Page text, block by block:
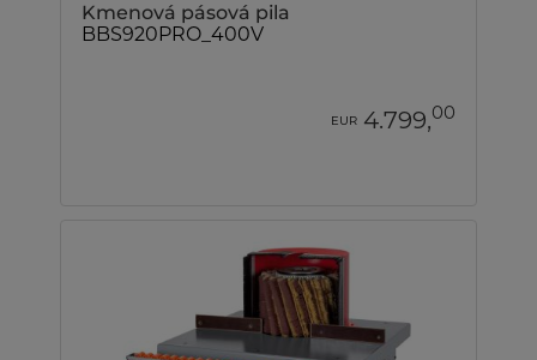
Kmenová pásová pila
BBS920PRO_400V
EUR 4.799,00